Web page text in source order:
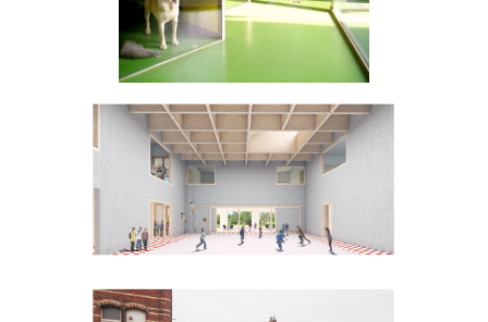
De linde